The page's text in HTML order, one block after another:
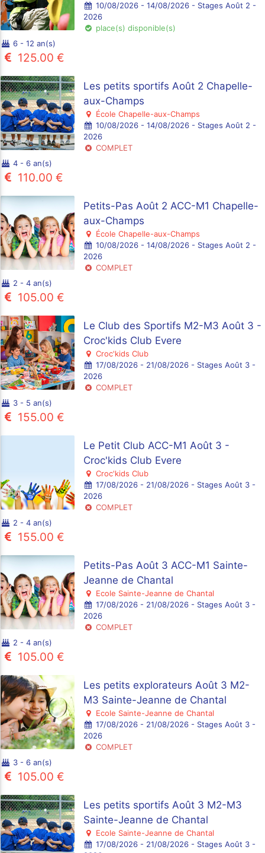
10/08/2026 - 14/08/2026 - Stages Août 2 -
2026
place(s) disponible(s)
6 - 12 an(s)
125.00 €
Les petits sportifs Août 2 Chapelle-
aux-Champs
École Chapelle-aux-Champs
10/08/2026 - 14/08/2026 - Stages Août 2 -
2026
COMPLET
4 - 6 an(s)
110.00 €
Petits-Pas Août 2 ACC-M1 Chapelle-
aux-Champs
École Chapelle-aux-Champs
10/08/2026 - 14/08/2026 - Stages Août 2 -
2026
COMPLET
2 - 4 an(s)
105.00 €
Le Club des Sportifs M2-M3 Août 3 -
Croc'kids Club Evere
Croc'kids Club
17/08/2026 - 21/08/2026 - Stages Août 3 -
2026
COMPLET
3 - 5 an(s)
155.00 €
Le Petit Club ACC-M1 Août 3 -
Croc'kids Club Evere
Croc'kids Club
17/08/2026 - 21/08/2026 - Stages Août 3 -
2026
COMPLET
2 - 4 an(s)
155.00 €
Petits-Pas Août 3 ACC-M1 Sainte-
Jeanne de Chantal
Ecole Sainte-Jeanne de Chantal
17/08/2026 - 21/08/2026 - Stages Août 3 -
2026
COMPLET
2 - 4 an(s)
105.00 €
Les petits explorateurs Août 3 M2-
M3 Sainte-Jeanne de Chantal
Ecole Sainte-Jeanne de Chantal
17/08/2026 - 21/08/2026 - Stages Août 3 -
2026
COMPLET
3 - 6 an(s)
105.00 €
Les petits sportifs Août 3 M2-M3
Sainte-Jeanne de Chantal
Ecole Sainte-Jeanne de Chantal
17/08/2026 - 21/08/2026 - Stages Août 3 -